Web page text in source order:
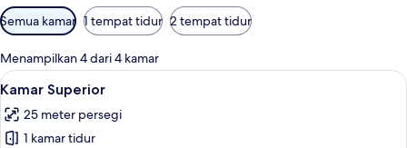
Filter
tersedia
untuk
kamar
Semua kamar 1 tempat tidur 2 tempat tidur
Menampilkan 4 dari 4 kamar
Lihat
semua
foto
untuk
Kamar Superior | Minibar, brankas,
4
Kamar Superior
25 meter persegi
1 kamar tidur